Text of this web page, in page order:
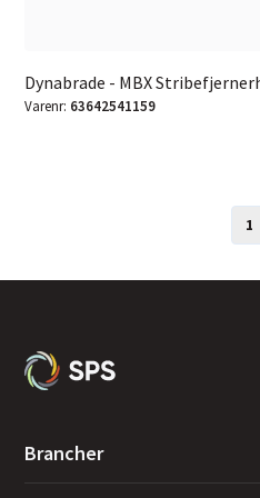
Dynabrade - MBX
Varenr: 63642541159
1
Brancher